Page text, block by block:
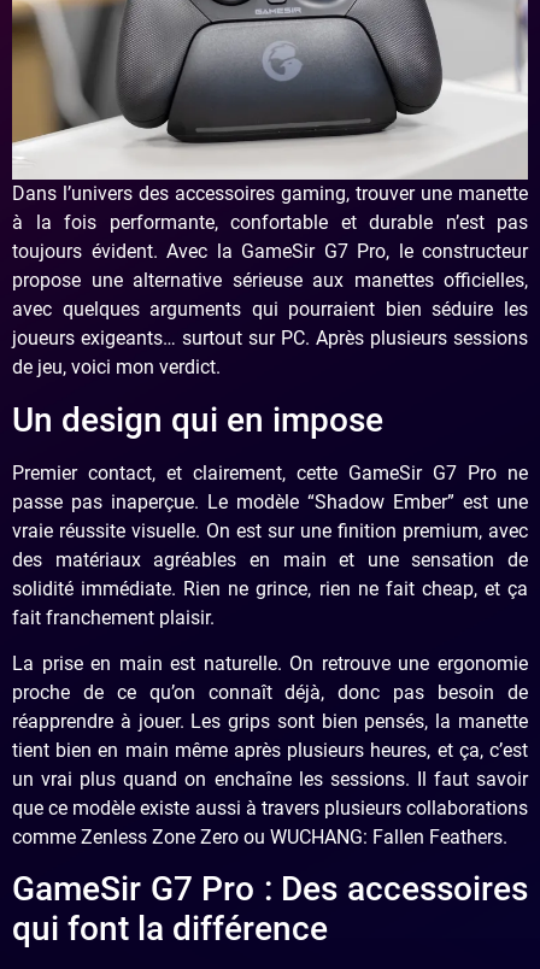
Dans l’univers des accessoires gaming, trouver une manette
à la fois performante, confortable et durable n’est pas
toujours évident. Avec la GameSir G7 Pro, le constructeur
propose une alternative sérieuse aux manettes officielles,
avec quelques arguments qui pourraient bien séduire les
joueurs exigeants… surtout sur PC. Après plusieurs sessions
de jeu, voici mon verdict.
Un design qui en impose
Premier contact, et clairement, cette GameSir G7 Pro ne
passe pas inaperçue. Le modèle “Shadow Ember” est une
vraie réussite visuelle. On est sur une finition premium, avec
des matériaux agréables en main et une sensation de
solidité immédiate. Rien ne grince, rien ne fait cheap, et ça
fait franchement plaisir.
La prise en main est naturelle. On retrouve une ergonomie
proche de ce qu’on connaît déjà, donc pas besoin de
réapprendre à jouer. Les grips sont bien pensés, la manette
tient bien en main même après plusieurs heures, et ça, c’est
un vrai plus quand on enchaîne les sessions. Il faut savoir
que ce modèle existe aussi à travers plusieurs collaborations
comme Zenless Zone Zero ou WUCHANG: Fallen Feathers.
GameSir G7 Pro : Des accessoires
qui font la différence